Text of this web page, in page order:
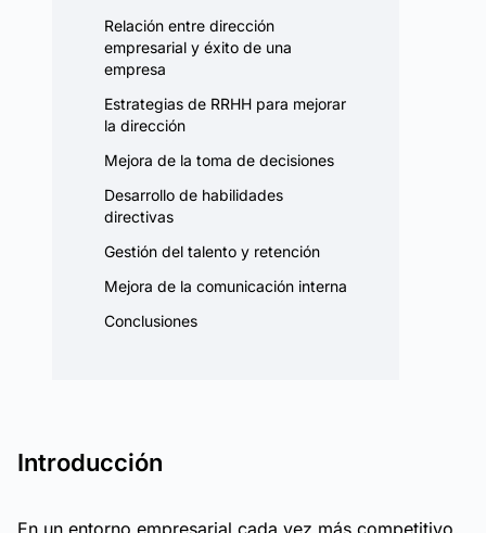
Relación entre dirección
empresarial y éxito de una
empresa
Estrategias de RRHH para mejorar
la dirección
Mejora de la toma de decisiones
Desarrollo de habilidades
directivas
Gestión del talento y retención
Mejora de la comunicación interna
Conclusiones
Introducción
En un entorno empresarial cada vez más competitivo,